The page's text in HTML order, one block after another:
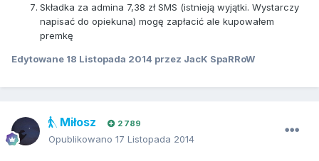
Składka za admina 7,38 zł SMS (istnieją wyjątki. Wystarczy
napisać do opiekuna) mogę zapłacić ale kupowałem
premkę
Edytowane 18 Listopada 2014 przez JacK SpaRRoW
Miłosz 2 789
Opublikowano 17 Listopada 2014